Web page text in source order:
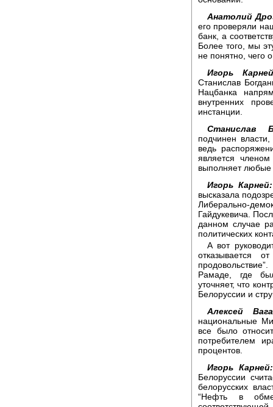
Анатолий
его проверяли
банк, а
Более того, мы
не понятно, чего
Игорь
Станислав
Нацбанка
внутренних
инстанции.
Станислав
подчинен
ведь
является
выполняет
Игорь Карней:
высказала
Либерально-
Гайдукевича.
данном случае
политических
А вот
отказывается
Рамаде, где
уточняет, что
Белоруссии и
Алексей
национальные
все было
потребителем
процентов.
Игорь Карней:
Белоруссии
белорусских
“Нефть в